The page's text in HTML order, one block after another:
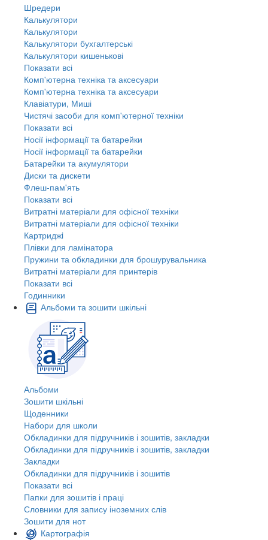
Шредери
Калькулятори
Калькулятори
Калькулятори бухгалтерські
Калькулятори кишенькові
Показати всі
Комп'ютерна техніка та аксесуари
Комп'ютерна техніка та аксесуари
Клавіатури, Миші
Чистячі засоби для комп'ютерної техніки
Показати всі
Носії інформації та батарейки
Носії інформації та батарейки
Батарейки та акумулятори
Диски та дискети
Флеш-пам'ять
Показати всі
Витратні матеріали для офісної техніки
Витратні матеріали для офісної техніки
Картриджi
Плівки для ламінатора
Пружини та обкладинки для брошурувальника
Витратні матеріали для принтерів
Показати всі
Годинники
Альбоми та зошити шкільні
Альбоми
Зошити шкільні
Щоденники
Набори для школи
Обкладинки для підручників і зошитів, закладки
Обкладинки для підручників і зошитів, закладки
Закладки
Обкладинки для підручників і зошитів
Показати всі
Папки для зошитів і праці
Словники для запису іноземних слів
Зошити для нот
Картографія